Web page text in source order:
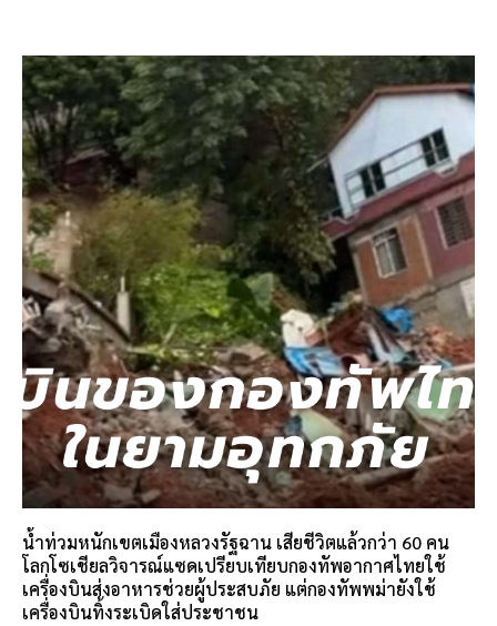
น้ำท่วมหนักเขตเมืองหลวงรัฐฉาน เสียชีวิตแล้วกว่า 60 คน
โลกโซเชียลวิจารณ์แซดเปรียบเทียบกองทัพอากาศไทยใช้
เครื่องบินส่งอาหารช่วยผู้ประสบภัย แต่กองทัพพม่ายังใช้
เครื่องบินทิ้งระเบิดใส่ประชาชน